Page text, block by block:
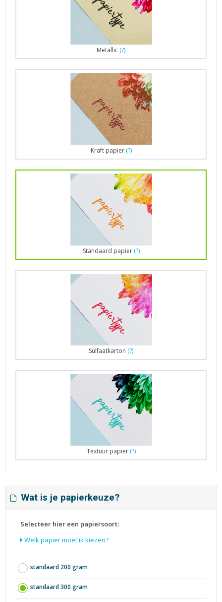
Metallic (?)
Kraft papier (?)
Standaard papier (?)
Sulfaatkarton (?)
Textuur papier (?)
Wat is je papierkeuze?
Selecteer hier een papiersoort:
Welk papier moet ik kiezen?
standaard 200 gram
standaard 300 gram